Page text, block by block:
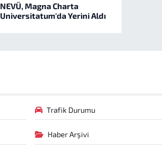
NEVÜ, Magna Charta
Universitatum'da Yerini Aldı
Trafik Durumu
Haber Arşivi